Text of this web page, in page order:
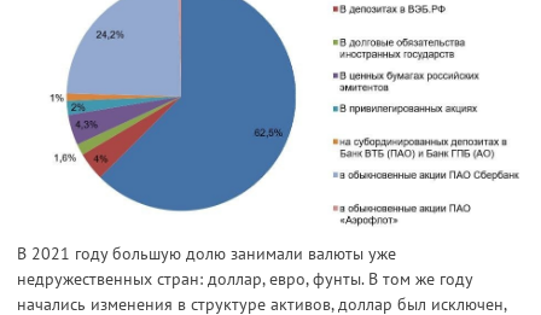
В 2021 году большую долю занимали валюты уже
недружественных стран: доллар, евро, фунты. В том же году
начались изменения в структуре активов, доллар был исключен,